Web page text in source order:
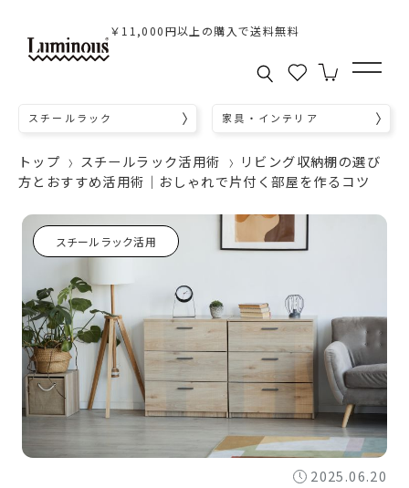
￥11,000円以上の購入で送料無料
スチールラック 家具・インテリア
トップ スチールラック活用術
リビング収納棚の選び
方とおすすめ活用術｜おしゃれで片付く部屋を作るコツ
スチールラック活用
2025.06.20